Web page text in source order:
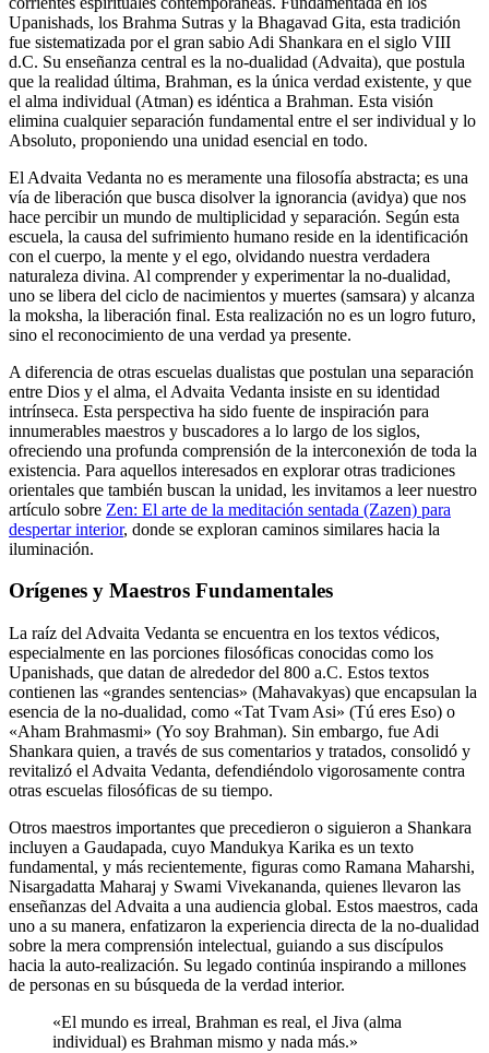
Upanishads, los Brahma Sutras y la Bhagavad Gita, esta tradición
fue sistematizada por el gran sabio Adi Shankara en el siglo VIII
d.C. Su enseñanza central es la no-dualidad (Advaita), que postula
que la realidad última, Brahman, es la única verdad existente, y que
el alma individual (Atman) es idéntica a Brahman. Esta visión
elimina cualquier separación fundamental entre el ser individual y lo
Absoluto, proponiendo una unidad esencial en todo.
El Advaita Vedanta no es meramente una filosofía abstracta; es una
vía de liberación que busca disolver la ignorancia (avidya) que nos
hace percibir un mundo de multiplicidad y separación. Según esta
escuela, la causa del sufrimiento humano reside en la identificación
con el cuerpo, la mente y el ego, olvidando nuestra verdadera
naturaleza divina. Al comprender y experimentar la no-dualidad,
uno se libera del ciclo de nacimientos y muertes (samsara) y alcanza
la moksha, la liberación final. Esta realización no es un logro futuro,
sino el reconocimiento de una verdad ya presente.
A diferencia de otras escuelas dualistas que postulan una separación
entre Dios y el alma, el Advaita Vedanta insiste en su identidad
intrínseca. Esta perspectiva ha sido fuente de inspiración para
innumerables maestros y buscadores a lo largo de los siglos,
ofreciendo una profunda comprensión de la interconexión de toda la
existencia. Para aquellos interesados en explorar otras tradiciones
orientales que también buscan la unidad, les invitamos a leer nuestro
artículo sobre Zen: El arte de la meditación sentada (Zazen) para
despertar interior, donde se exploran caminos similares hacia la
iluminación.
Orígenes y Maestros Fundamentales
La raíz del Advaita Vedanta se encuentra en los textos védicos,
especialmente en las porciones filosóficas conocidas como los
Upanishads, que datan de alrededor del 800 a.C. Estos textos
contienen las «grandes sentencias» (Mahavakyas) que encapsulan la
esencia de la no-dualidad, como «Tat Tvam Asi» (Tú eres Eso) o
«Aham Brahmasmi» (Yo soy Brahman). Sin embargo, fue Adi
Shankara quien, a través de sus comentarios y tratados, consolidó y
revitalizó el Advaita Vedanta, defendiéndolo vigorosamente contra
otras escuelas filosóficas de su tiempo.
Otros maestros importantes que precedieron o siguieron a Shankara
incluyen a Gaudapada, cuyo Mandukya Karika es un texto
fundamental, y más recientemente, figuras como Ramana Maharshi,
Nisargadatta Maharaj y Swami Vivekananda, quienes llevaron las
enseñanzas del Advaita a una audiencia global. Estos maestros, cada
uno a su manera, enfatizaron la experiencia directa de la no-dualidad
sobre la mera comprensión intelectual, guiando a sus discípulos
hacia la auto-realización. Su legado continúa inspirando a millones
de personas en su búsqueda de la verdad interior.
«El mundo es irreal, Brahman es real, el Jiva (alma
individual) es Brahman mismo y nada más.»